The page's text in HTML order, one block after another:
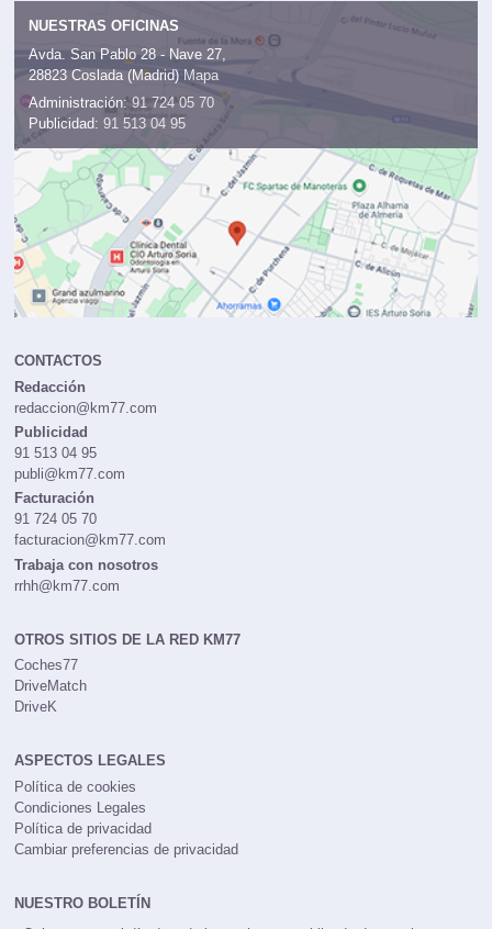
NUESTRAS OFICINAS
Avda. San Pablo 28 - Nave 27,
28823 Coslada (Madrid) Mapa
Administración: 91 724 05 70
Publicidad: 91 513 04 95
CONTACTOS
Redacción
redaccion@km77.com
Publicidad
91 513 04 95
publi@km77.com
Facturación
91 724 05 70
facturacion@km77.com
Trabaja con nosotros
rrhh@km77.com
OTROS SITIOS DE LA RED KM77
Coches77
DriveMatch
DriveK
ASPECTOS LEGALES
Política de cookies
Condiciones Legales
Política de privacidad
Cambiar preferencias de privacidad
NUESTRO BOLETÍN